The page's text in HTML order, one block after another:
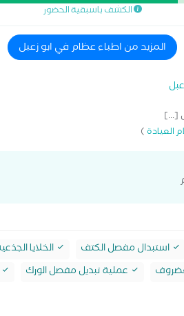
الكشف باسبقية الحضور
المزيد من اطباء عظام في ابو زعبل
[...]
العيادة)
استبدال مفصل الكتف الخلايا
عملية تبديل مفصل الورك